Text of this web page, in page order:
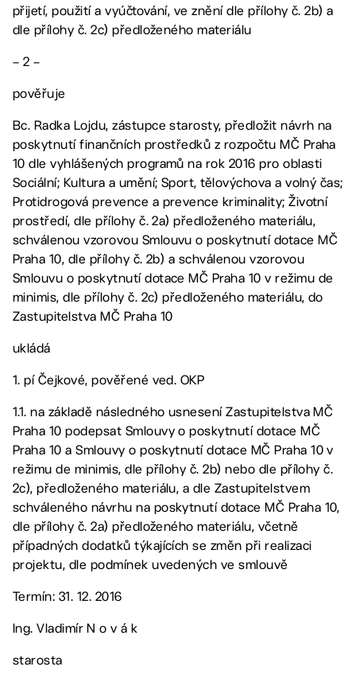
přijetí, použití a vyúčtování, ve znění dle přílohy č. 2b) a
dle přílohy č. 2c) předloženého materiálu
– 2 –
pověřuje
Bc. Radka Lojdu, zástupce starosty, předložit návrh na
poskytnutí finančních prostředků z rozpočtu MČ Praha
10 dle vyhlášených programů na rok 2016 pro oblasti
Sociální; Kultura a umění; Sport, tělovýchova a volný čas;
Protidrogová prevence a prevence kriminality; Životní
prostředí, dle přílohy č. 2a) předloženého materiálu,
schválenou vzorovou Smlouvu o poskytnutí dotace MČ
Praha 10, dle přílohy č. 2b) a schválenou vzorovou
Smlouvu o poskytnutí dotace MČ Praha 10 v režimu de
minimis, dle přílohy č. 2c) předloženého materiálu, do
Zastupitelstva MČ Praha 10
ukládá
1. pí Čejkové, pověřené ved. OKP
1.1. na základě následného usnesení Zastupitelstva MČ
Praha 10 podepsat Smlouvy o poskytnutí dotace MČ
Praha 10 a Smlouvy o poskytnutí dotace MČ Praha 10 v
režimu de minimis, dle přílohy č. 2b) nebo dle přílohy č.
2c), předloženého materiálu, a dle Zastupitelstvem
schváleného návrhu na poskytnutí dotace MČ Praha 10,
dle přílohy č. 2a) předloženého materiálu, včetně
případných dodatků týkajících se změn při realizaci
projektu, dle podmínek uvedených ve smlouvě
Termín: 31. 12. 2016
Ing. Vladimír N o v á k
starosta